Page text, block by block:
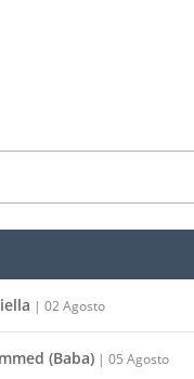
| 02 Agosto
(Baba)| 05 Agosto